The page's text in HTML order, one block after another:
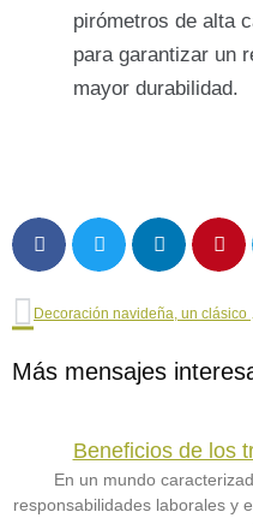
pirómetros de alta
para garantizar un
mayor durabilidad.
Ant
Más mensajes
Beneficios de los
En un mundo
responsabilidades laborales y